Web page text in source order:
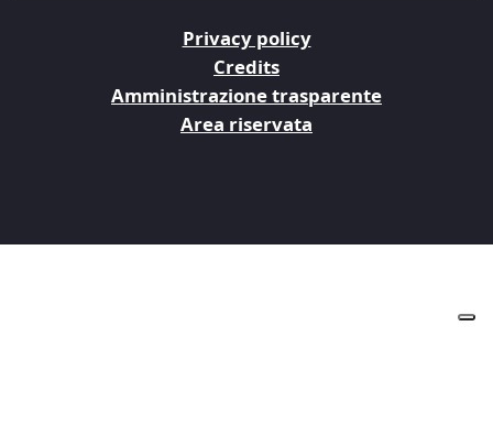
Privacy policy
Credits
Amministrazione trasparente
Area riservata